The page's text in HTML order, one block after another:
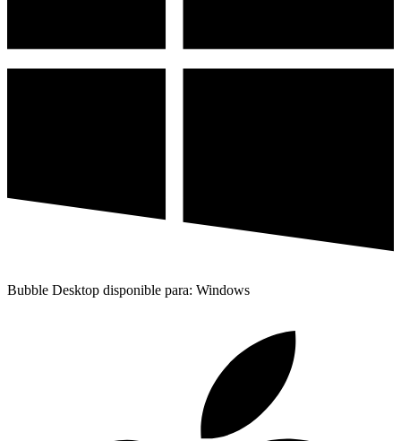
Bubble Desktop disponible para: Windows